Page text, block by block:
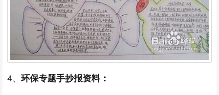
4、 环保专题手抄报资料：